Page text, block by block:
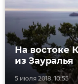
5 июля 2018, 10:55
На востоке
из Зауралья